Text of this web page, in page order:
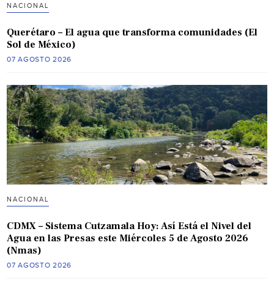
NACIONAL
Querétaro – El agua que transforma comunidades (El
Sol de México)
07 AGOSTO 2026
NACIONAL
CDMX – Sistema Cutzamala Hoy: Así Está el Nivel del
Agua en las Presas este Miércoles 5 de Agosto 2026
(Nmas)
07 AGOSTO 2026